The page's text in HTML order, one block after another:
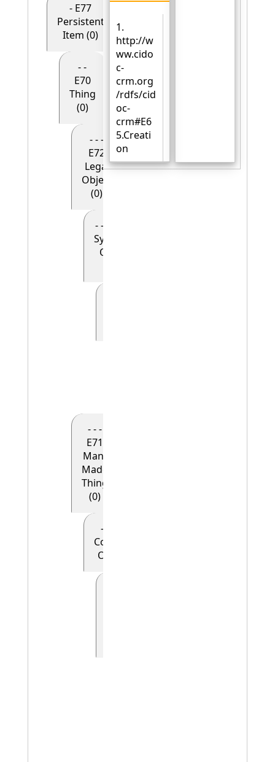
- E77
Persistent
Item (0)
- -
E70
Thing
(0)
- - -
E72
Legal
Object
(0)
- - - - E90
Symbolic
Object
- - -
E71
Man-
Made
Thing
(0)
- - - - E28
Conceptual
Object (0)
1.
http://w
ww.cido
c-
crm.org
/rdfs/cid
oc-
crm#E6
5.Creati
on